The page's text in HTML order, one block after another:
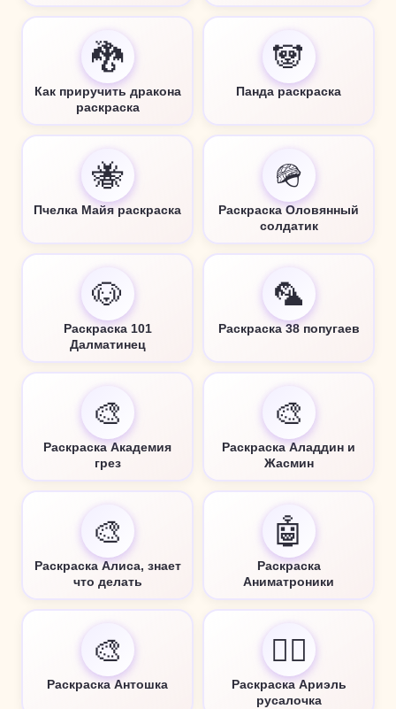
🐉
Как приручить дракона
раскраска
🐼
Панда раскраска
🐝
Пчелка Майя раскраска
🪖
Раскраска Оловянный
солдатик
🐶
Раскраска 101
Далматинец
🦜
Раскраска 38 попугаев
🎨
Раскраска Академия
грез
🎨
Раскраска Аладдин и
Жасмин
🎨
Раскраска Алиса, знает
что делать
🤖
Раскраска
Аниматроники
🎨
Раскраска Антошка
🧜‍♀️
Раскраска Ариэль
русалочка